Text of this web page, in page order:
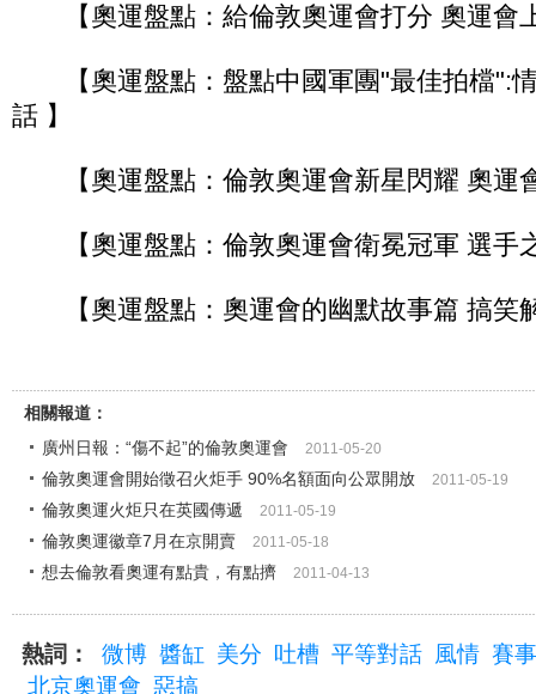
【奧運盤點：給倫敦奧運會打分 奧運會
【奧運盤點：盤點中國軍團"最佳拍檔":
話 】
【奧運盤點：倫敦奧運會新星閃耀 奧運
【奧運盤點：倫敦奧運會衛冕冠軍 選手
【奧運盤點：奧運會的幽默故事篇 搞笑
相關報道：
廣州日報：“傷不起”的倫敦奧運會
2011-05-20
倫敦奧運會開始徵召火炬手 90%名額面向公眾開放 2011-05-19
倫敦奧運火炬只在英國傳遞 2011-05-19
倫敦奧運徽章7月在京開賣 2011-05-18
想去倫敦看奧運有點貴，有點擠 2011-04-13
熱詞： 微博 醬缸 美分 吐槽 平等對話 風情 賽事
北京奧運會 惡搞